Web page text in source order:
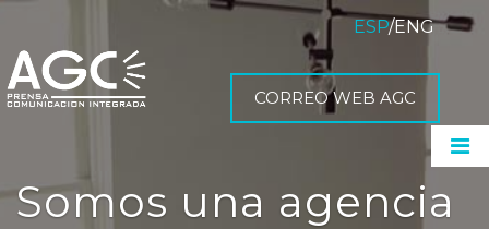
CORREO WEB AGC
ESP/ENG
Somos una agencia